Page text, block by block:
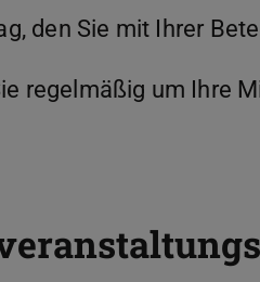
den Sie mit Ihrer
regelmäßig um Ihre